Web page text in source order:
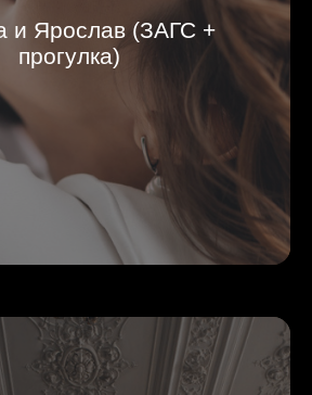
и Ярослав (ЗАГС +
прогулка)